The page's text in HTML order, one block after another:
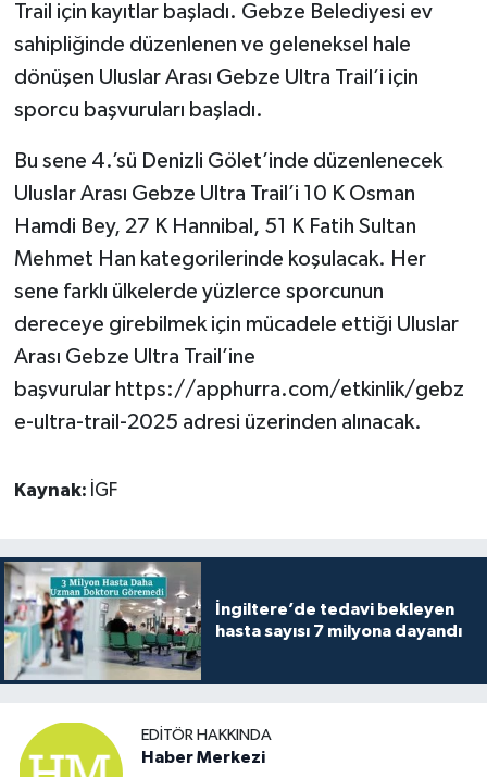
Trail için kayıtlar başladı. Gebze Belediyesi ev
sahipliğinde düzenlenen ve geleneksel hale
dönüşen Uluslar Arası Gebze Ultra Trail’i için
sporcu başvuruları başladı.
Bu sene 4.’sü Denizli Gölet’inde düzenlenecek
Uluslar Arası Gebze Ultra Trail’i 10 K Osman
Hamdi Bey, 27 K Hannibal, 51 K Fatih Sultan
Mehmet Han kategorilerinde koşulacak. Her
sene farklı ülkelerde yüzlerce sporcunun
dereceye girebilmek için mücadele ettiği Uluslar
Arası Gebze Ultra Trail’ine
başvurular https://apphurra.com/etkinlik/gebz
e-ultra-trail-2025 adresi üzerinden alınacak.
Kaynak: İGF
İngiltere’de tedavi bekleyen
hasta sayısı 7 milyona dayandı
EDITÖR HAKKINDA
Haber Merkezi